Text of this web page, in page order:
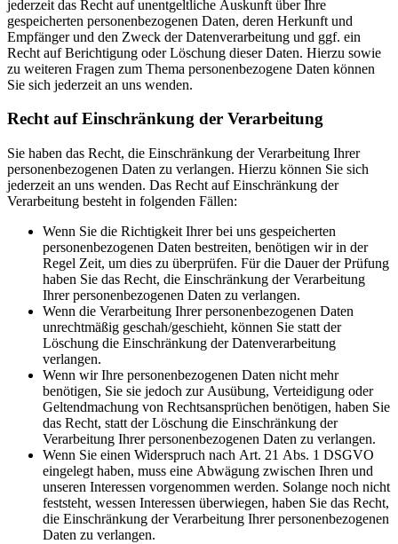
jederzeit das Recht auf unentgeltliche Auskunft über Ihre
gespeicherten personenbezogenen Daten, deren Herkunft und
Empfänger und den Zweck der Datenverarbeitung und ggf. ein
Recht auf Berichtigung oder Löschung dieser Daten. Hierzu sowie
zu weiteren Fragen zum Thema personenbezogene Daten können
Sie sich jederzeit an uns wenden.
Recht auf Einschränkung der Verarbeitung
Sie haben das Recht, die Einschränkung der Verarbeitung Ihrer
personenbezogenen Daten zu verlangen. Hierzu können Sie sich
jederzeit an uns wenden. Das Recht auf Einschränkung der
Verarbeitung besteht in folgenden Fällen:
Wenn Sie die Richtigkeit Ihrer bei uns gespeicherten
personenbezogenen Daten bestreiten, benötigen wir in der
Regel Zeit, um dies zu überprüfen. Für die Dauer der Prüfung
haben Sie das Recht, die Einschränkung der Verarbeitung
Ihrer personenbezogenen Daten zu verlangen.
Wenn die Verarbeitung Ihrer personenbezogenen Daten
unrechtmäßig geschah/geschieht, können Sie statt der
Löschung die Einschränkung der Datenverarbeitung
verlangen.
Wenn wir Ihre personenbezogenen Daten nicht mehr
benötigen, Sie sie jedoch zur Ausübung, Verteidigung oder
Geltendmachung von Rechtsansprüchen benötigen, haben Sie
das Recht, statt der Löschung die Einschränkung der
Verarbeitung Ihrer personenbezogenen Daten zu verlangen.
Wenn Sie einen Widerspruch nach Art. 21 Abs. 1 DSGVO
eingelegt haben, muss eine Abwägung zwischen Ihren und
unseren Interessen vorgenommen werden. Solange noch nicht
feststeht, wessen Interessen überwiegen, haben Sie das Recht,
die Einschränkung der Verarbeitung Ihrer personenbezogenen
Daten zu verlangen.